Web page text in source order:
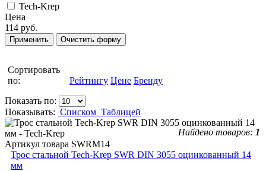
Tech-Krep
Цена
114 руб.
Сортировать
по:
Рейтингу Цене Бренду
Показать по:
Показывать: Списком Таблицей
Найдено товаров: 1
Артикул товара SWRM14
Трос стальной Tech-Krep SWR DIN 3055 оцинкованный 14
мм